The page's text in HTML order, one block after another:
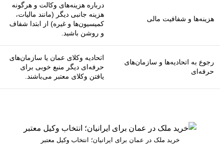
هزینه‌ها و شفافیت مالی
درباره هزینه‌های وکالت و هرگونه
هزینه جانبی دیگر (مانند مالیات،
کمیسیون‌ها و غیره) از ابتدا شفاف
و روشن باشید.
رجوع به اتحادیه‌ها و سازمان‌های
حرفه‌ای
اتحادیه وکلای عمان یا سازمان‌های
حرفه‌ای دیگر منبع خوبی برای
یافتن وکلای معتبر می‌باشند.
خرید ملک در عمان برای ایرانیان؛ انتخاب وکیل معتبر